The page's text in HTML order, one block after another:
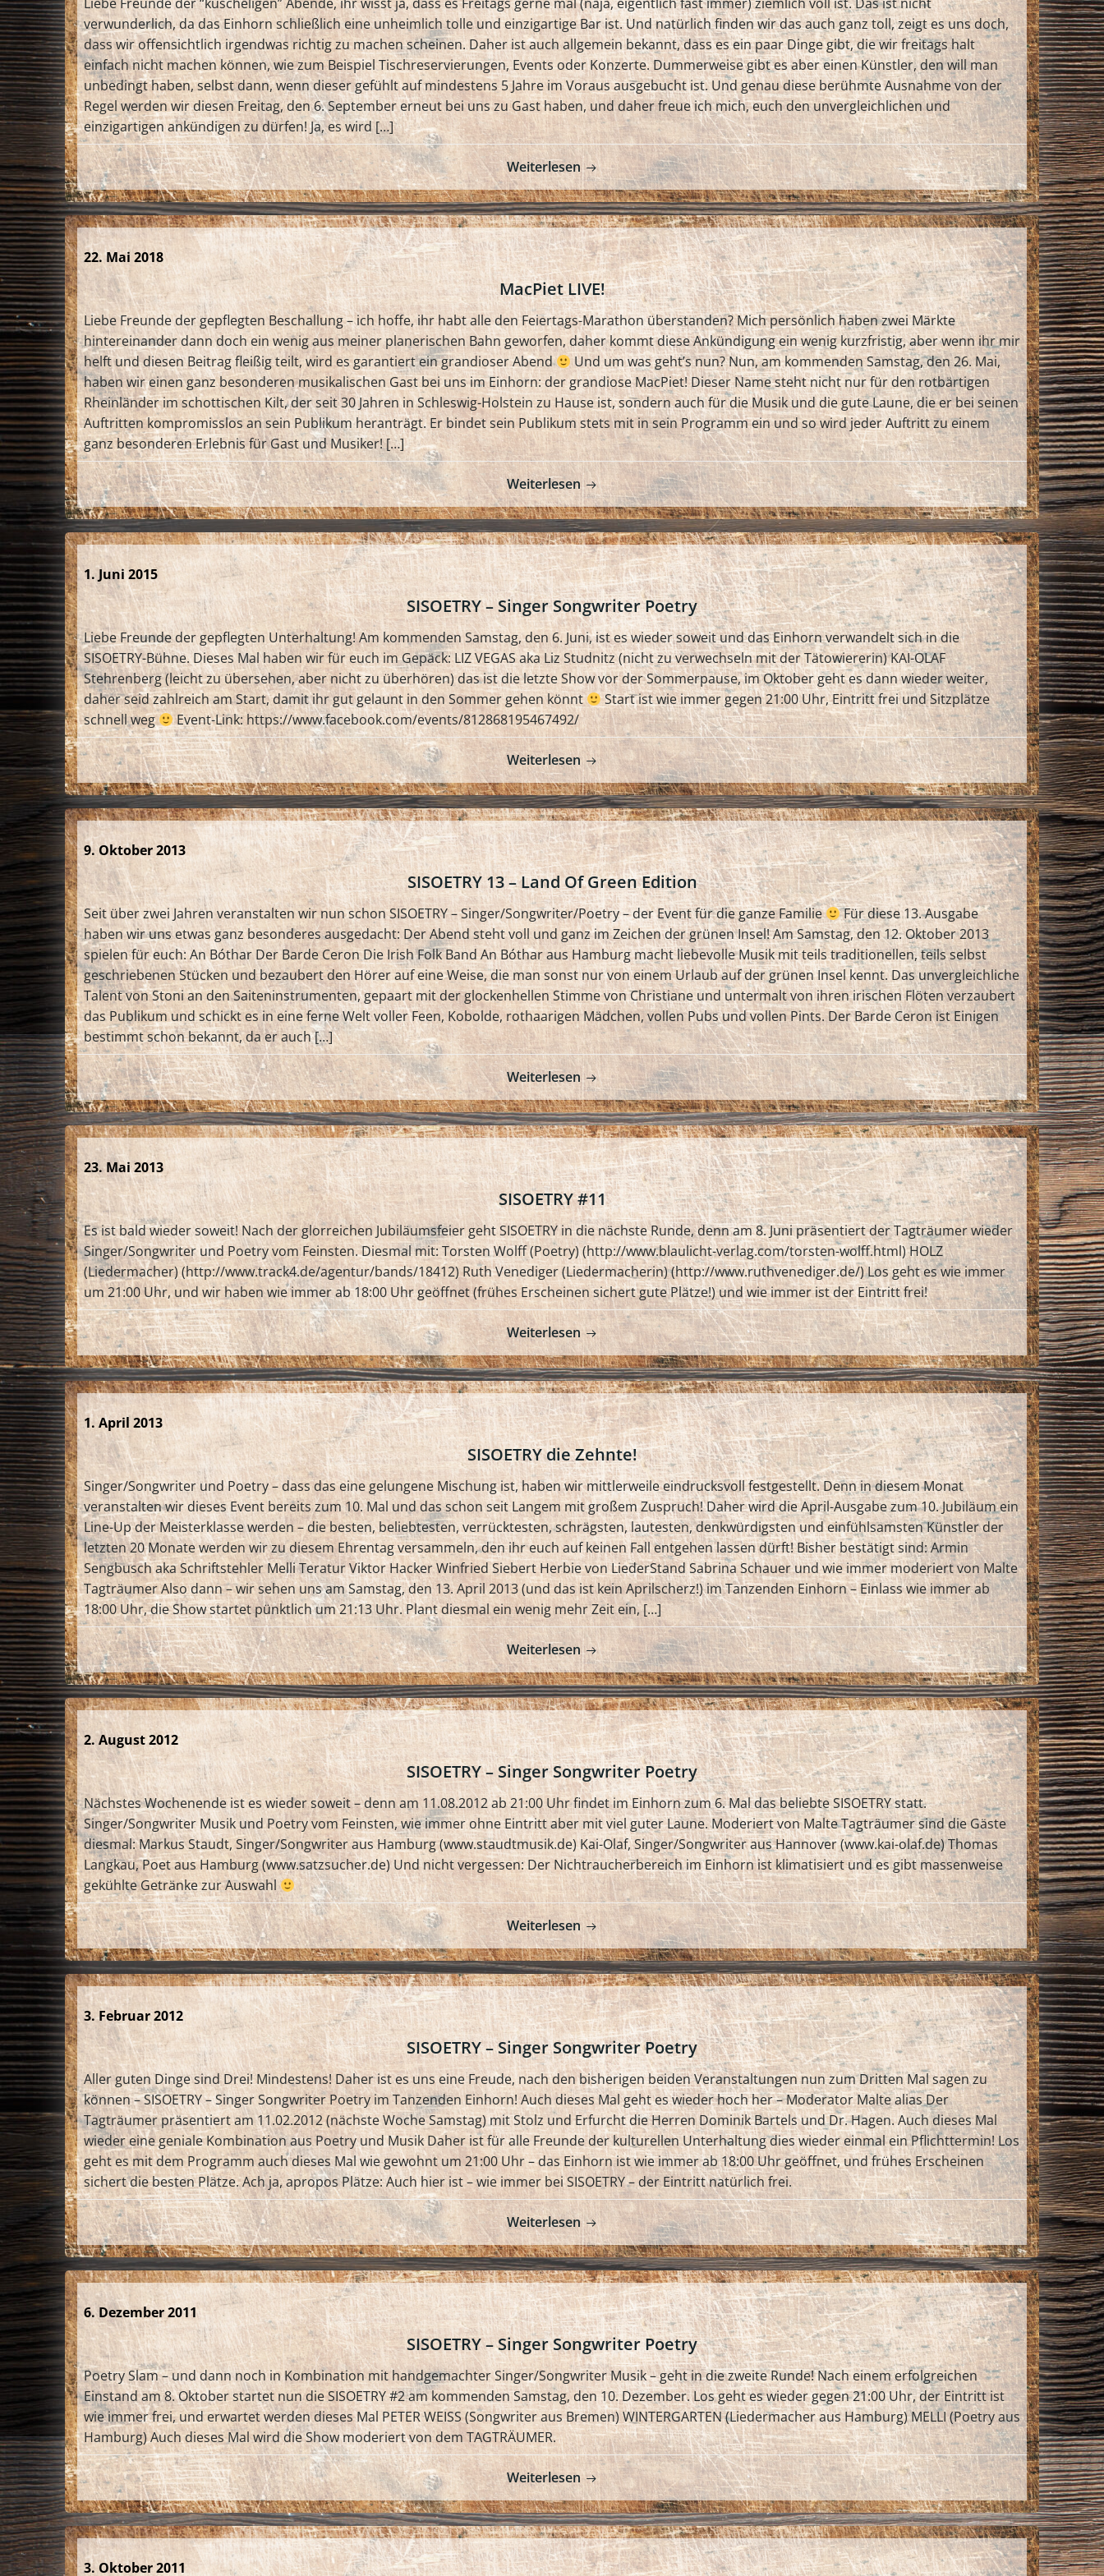
verwunderlich, da das Einhorn schließlich eine unheimlich tolle und einzigartige Bar ist. Und natürlich finden wir das auch ganz toll, zeigt es uns doch,
dass wir offensichtlich irgendwas richtig zu machen scheinen. Daher ist auch allgemein bekannt, dass es ein paar Dinge gibt, die wir freitags halt
einfach nicht machen können, wie zum Beispiel Tischreservierungen, Events oder Konzerte. Dummerweise gibt es aber einen Künstler, den will man
unbedingt haben, selbst dann, wenn dieser gefühlt auf mindestens 5 Jahre im Voraus ausgebucht ist. Und genau diese berühmte Ausnahme von der
Regel werden wir diesen Freitag, den 6. September erneut bei uns zu Gast haben, und daher freue ich mich, euch den unvergleichlichen und
einzigartigen ankündigen zu dürfen! Ja, es wird […]
Weiterlesen
22. Mai 2018
MacPiet LIVE!
Liebe Freunde der gepflegten Beschallung – ich hoffe, ihr habt alle den Feiertags-Marathon überstanden? Mich persönlich haben zwei Märkte
hintereinander dann doch ein wenig aus meiner planerischen Bahn geworfen, daher kommt diese Ankündigung ein wenig kurzfristig, aber wenn ihr mir
helft und diesen Beitrag fleißig teilt, wird es garantiert ein grandioser Abend
Und um was geht’s nun? Nun, am kommenden Samstag, den 26. Mai,
haben wir einen ganz besonderen musikalischen Gast bei uns im Einhorn: der grandiose MacPiet! Dieser Name steht nicht nur für den rotbärtigen
Rheinländer im schottischen Kilt, der seit 30 Jahren in Schleswig-Holstein zu Hause ist, sondern auch für die Musik und die gute Laune, die er bei seinen
Auftritten kompromisslos an sein Publikum heranträgt. Er bindet sein Publikum stets mit in sein Programm ein und so wird jeder Auftritt zu einem
ganz besonderen Erlebnis für Gast und Musiker! […]
Weiterlesen
1. Juni 2015
SISOETRY – Singer Songwriter Poetry
Liebe Freunde der gepflegten Unterhaltung! Am kommenden Samstag, den 6. Juni, ist es wieder soweit und das Einhorn verwandelt sich in die
SISOETRY-Bühne. Dieses Mal haben wir für euch im Gepäck: LIZ VEGAS aka Liz Studnitz (nicht zu verwechseln mit der Tätowiererin) KAI-OLAF
Stehrenberg (leicht zu übersehen, aber nicht zu überhören) das ist die letzte Show vor der Sommerpause, im Oktober geht es dann wieder weiter,
daher seid zahlreich am Start, damit ihr gut gelaunt in den Sommer gehen könnt
Start ist wie immer gegen 21:00 Uhr, Eintritt frei und Sitzplätze
schnell weg
Event-Link: https://www.facebook.com/events/812868195467492/
Weiterlesen
9. Oktober 2013
SISOETRY 13 – Land Of Green Edition
Seit über zwei Jahren veranstalten wir nun schon SISOETRY – Singer/Songwriter/Poetry – der Event für die ganze Familie
Für diese 13. Ausgabe
haben wir uns etwas ganz besonderes ausgedacht: Der Abend steht voll und ganz im Zeichen der grünen Insel! Am Samstag, den 12. Oktober 2013
spielen für euch: An Bóthar Der Barde Ceron Die Irish Folk Band An Bóthar aus Hamburg macht liebevolle Musik mit teils traditionellen, teils selbst
geschriebenen Stücken und bezaubert den Hörer auf eine Weise, die man sonst nur von einem Urlaub auf der grünen Insel kennt. Das unvergleichliche
Talent von Stoni an den Saiteninstrumenten, gepaart mit der glockenhellen Stimme von Christiane und untermalt von ihren irischen Flöten verzaubert
das Publikum und schickt es in eine ferne Welt voller Feen, Kobolde, rothaarigen Mädchen, vollen Pubs und vollen Pints. Der Barde Ceron ist Einigen
bestimmt schon bekannt, da er auch […]
Weiterlesen
23. Mai 2013
SISOETRY #11
Es ist bald wieder soweit! Nach der glorreichen Jubiläumsfeier geht SISOETRY in die nächste Runde, denn am 8. Juni präsentiert der Tagträumer wieder
Singer/Songwriter und Poetry vom Feinsten. Diesmal mit: Torsten Wolff (Poetry) (http://www.blaulicht-verlag.com/torsten-wolff.html) HOLZ
(Liedermacher) (http://www.track4.de/agentur/bands/18412) Ruth Venediger (Liedermacherin) (http://www.ruthvenediger.de/) Los geht es wie immer
um 21:00 Uhr, und wir haben wie immer ab 18:00 Uhr geöffnet (frühes Erscheinen sichert gute Plätze!) und wie immer ist der Eintritt frei!
Weiterlesen
1. April 2013
SISOETRY die Zehnte!
Singer/Songwriter und Poetry – dass das eine gelungene Mischung ist, haben wir mittlerweile eindrucksvoll festgestellt. Denn in diesem Monat
veranstalten wir dieses Event bereits zum 10. Mal und das schon seit Langem mit großem Zuspruch! Daher wird die April-Ausgabe zum 10. Jubiläum ein
Line-Up der Meisterklasse werden – die besten, beliebtesten, verrücktesten, schrägsten, lautesten, denkwürdigsten und einfühlsamsten Künstler der
letzten 20 Monate werden wir zu diesem Ehrentag versammeln, den ihr euch auf keinen Fall entgehen lassen dürft! Bisher bestätigt sind: Armin
Sengbusch aka Schriftstehler Melli Teratur Viktor Hacker Winfried Siebert Herbie von LiederStand Sabrina Schauer und wie immer moderiert von Malte
Tagträumer Also dann – wir sehen uns am Samstag, den 13. April 2013 (und das ist kein Aprilscherz!) im Tanzenden Einhorn – Einlass wie immer ab
18:00 Uhr, die Show startet pünktlich um 21:13 Uhr. Plant diesmal ein wenig mehr Zeit ein, […]
Weiterlesen
2. August 2012
SISOETRY – Singer Songwriter Poetry
Nächstes Wochenende ist es wieder soweit – denn am 11.08.2012 ab 21:00 Uhr findet im Einhorn zum 6. Mal das beliebte SISOETRY statt.
Singer/Songwriter Musik und Poetry vom Feinsten, wie immer ohne Eintritt aber mit viel guter Laune. Moderiert von Malte Tagträumer sind die Gäste
diesmal: Markus Staudt, Singer/Songwriter aus Hamburg (www.staudtmusik.de) Kai-Olaf, Singer/Songwriter aus Hannover (www.kai-olaf.de) Thomas
Langkau, Poet aus Hamburg (www.satzsucher.de) Und nicht vergessen: Der Nichtraucherbereich im Einhorn ist klimatisiert und es gibt massenweise
gekühlte Getränke zur Auswahl
Weiterlesen
3. Februar 2012
SISOETRY – Singer Songwriter Poetry
Aller guten Dinge sind Drei! Mindestens! Daher ist es uns eine Freude, nach den bisherigen beiden Veranstaltungen nun zum Dritten Mal sagen zu
können – SISOETRY – Singer Songwriter Poetry im Tanzenden Einhorn! Auch dieses Mal geht es wieder hoch her – Moderator Malte alias Der
Tagträumer präsentiert am 11.02.2012 (nächste Woche Samstag) mit Stolz und Erfurcht die Herren Dominik Bartels und Dr. Hagen. Auch dieses Mal
wieder eine geniale Kombination aus Poetry und Musik Daher ist für alle Freunde der kulturellen Unterhaltung dies wieder einmal ein Pflichttermin! Los
geht es mit dem Programm auch dieses Mal wie gewohnt um 21:00 Uhr – das Einhorn ist wie immer ab 18:00 Uhr geöffnet, und frühes Erscheinen
sichert die besten Plätze. Ach ja, apropos Plätze: Auch hier ist – wie immer bei SISOETRY – der Eintritt natürlich frei.
Weiterlesen
6. Dezember 2011
SISOETRY – Singer Songwriter Poetry
Poetry Slam – und dann noch in Kombination mit handgemachter Singer/Songwriter Musik – geht in die zweite Runde! Nach einem erfolgreichen
Einstand am 8. Oktober startet nun die SISOETRY #2 am kommenden Samstag, den 10. Dezember. Los geht es wieder gegen 21:00 Uhr, der Eintritt ist
wie immer frei, und erwartet werden dieses Mal PETER WEISS (Songwriter aus Bremen) WINTERGARTEN (Liedermacher aus Hamburg) MELLI (Poetry aus
Hamburg) Auch dieses Mal wird die Show moderiert von dem TAGTRÄUMER.
Weiterlesen
3. Oktober 2011